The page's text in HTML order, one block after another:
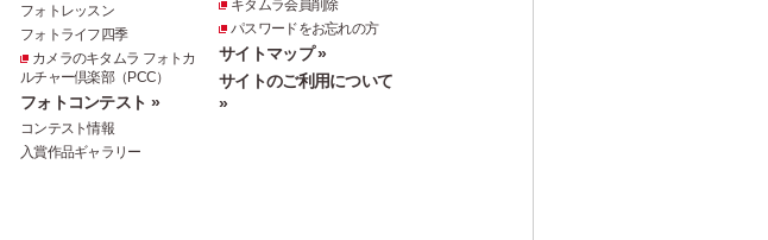
フォトレッスン
フォトライフ四季
カメラのキタムラ フォトカ
ルチャー倶楽部（PCC）
フォトコンテスト »
コンテスト情報
入賞作品ギャラリー
キタムラ会員削除
パスワードをお忘れの方
サイトマップ »
サイトのご利用について
»